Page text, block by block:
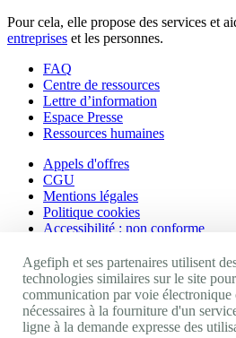
Pour cela, elle propose des services et
entreprises et les personnes.
FAQ
Centre de ressources
Lettre d’information
Espace Presse
Ressources humaines
Appels d'offres
CGU
Mentions légales
Politique cookies
Accessibilité : non conforme
Nos autres sites
Site portail Agefiph
Activateur de progrès
Agefiph et ses partenaires utilisent
technologies similaires sur le site
communication par voie électronique
nécessaires à la fourniture d'un
ligne à la demande expresse des